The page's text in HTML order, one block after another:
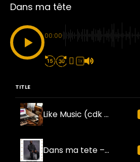
Dans ma tête
00:00
1X
TITLE
Like Music (cdk Mix) (ft. Phasenwandler)
Dans ma tete – 110bpm – preview